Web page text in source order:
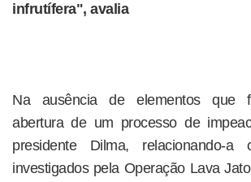
infrutífera", avalia
Na ausência de elementos que
abertura de um processo de
presidente Dilma, relacionando-
investigados pela Operação Lava